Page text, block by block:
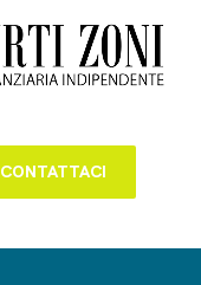
CONTATTACI